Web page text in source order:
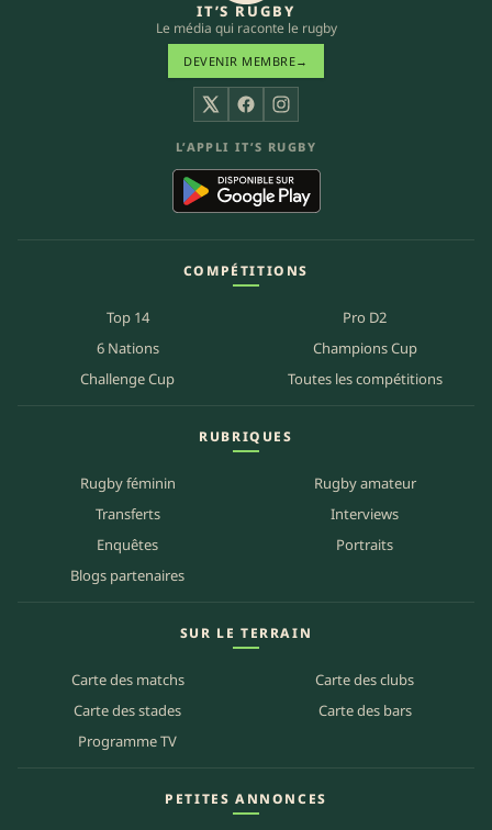
IT’S RUGBY
Le média qui raconte le rugby
DEVENIR MEMBRE→
X FacebookInstagram
L’APPLI IT’S RUGBY
COMPÉTITIONS
Top 14
Pro D2
6 Nations
Champions Cup
Challenge Cup
Toutes les compétitions
RUBRIQUES
Rugby féminin
Rugby amateur
Transferts
Interviews
Enquêtes
Portraits
Blogs partenaires
SUR LE TERRAIN
Carte des matchs
Carte des clubs
Carte des stades
Carte des bars
Programme TV
PETITES ANNONCES